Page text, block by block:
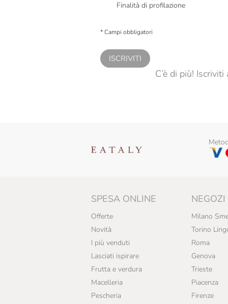
Cedral Tassoni
Cioccolateria Barbero
Domori
Drago Forneria Genovese
Eataly
Fabbrica Del Panforte
Fattoi
Fattoria La Frisona
Finalità di profilazione
* Campi obbligatori
ISCRIVITI
C’è di più!
SPESA ONLINE
Offerte
Novità
I più venduti
Lasciati ispirare
Frutta e verdura
Macelleria
Pescheria
NEGOZI
Milano
Torino
Roma
Genova
Trieste
Piacenza
Firenze